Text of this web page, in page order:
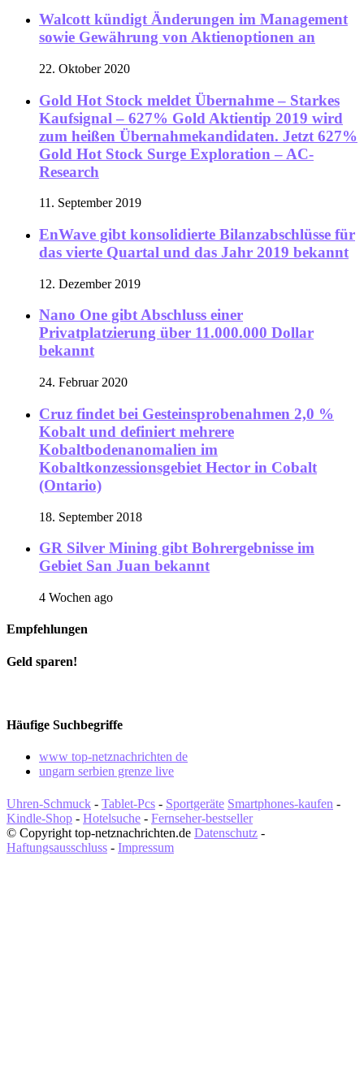
Walcott kündigt Änderungen im Management
sowie Gewährung von Aktienoptionen an
22. Oktober 2020
Gold Hot Stock meldet Übernahme – Starkes
Kaufsignal – 627% Gold Aktientip 2019 wird
zum heißen Übernahmekandidaten. Jetzt 627%
Gold Hot Stock Surge Exploration – AC-
Research
11. September 2019
EnWave gibt konsolidierte Bilanzabschlüsse für
das vierte Quartal und das Jahr 2019 bekannt
12. Dezember 2019
Nano One gibt Abschluss einer
Privatplatzierung über 11.000.000 Dollar
bekannt
24. Februar 2020
Cruz findet bei Gesteinsprobenahmen 2,0 %
Kobalt und definiert mehrere
Kobaltbodenanomalien im
Kobaltkonzessionsgebiet Hector in Cobalt
(Ontario)
18. September 2018
GR Silver Mining gibt Bohrergebnisse im
Gebiet San Juan bekannt
4 Wochen ago
Empfehlungen
Geld sparen!
Häufige Suchbegriffe
www top-netznachrichten de
ungarn serbien grenze live
Uhren-Schmuck - Tablet-Pcs - Sportgeräte Smartphones-kaufen -
Kindle-Shop - Hotelsuche - Fernseher-bestseller
© Copyright top-netznachrichten.de Datenschutz -
Haftungsausschluss - Impressum